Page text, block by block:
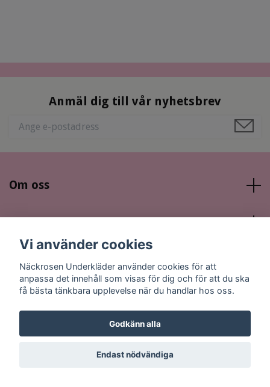
Anmäl dig till vår nyhetsbrev
Om oss
Sociala medier
© 2026 Näckrosen Underkläder
Vi använder cookies
Näckrosen Underkläder använder cookies för att
anpassa det innehåll som visas för dig och för att du ska
få bästa tänkbara upplevelse när du handlar hos oss.
Godkänn alla
Endast nödvändiga